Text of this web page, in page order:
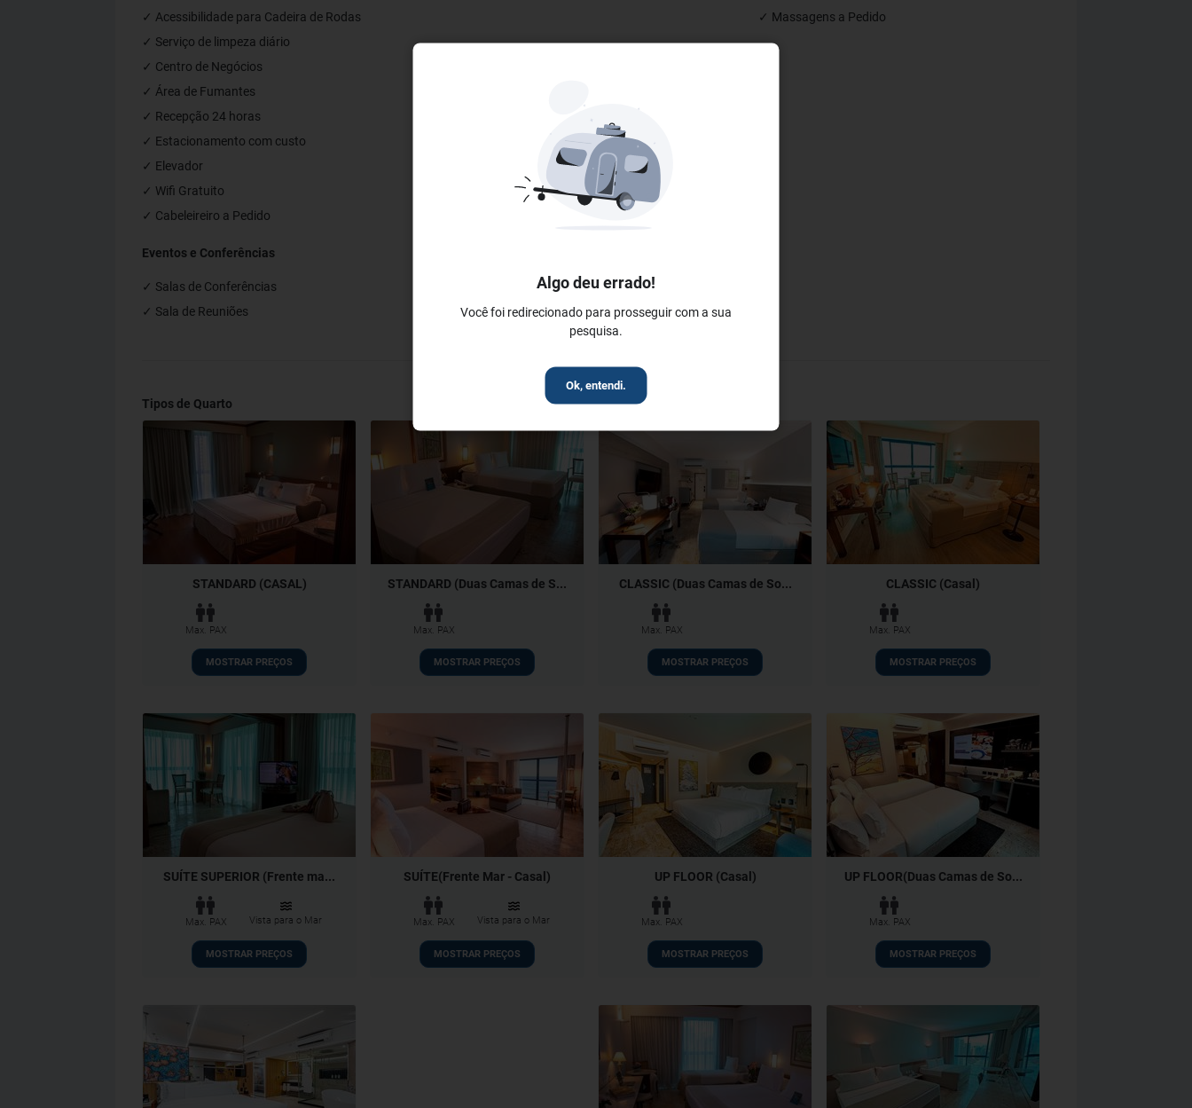
Algo deu errado!
Você foi redirecionado para prosseguir com a sua
pesquisa.
Ok, entendi.
✓ Acessibilidade para Cadeira de Rodas
✓ Serviço de limpeza diário
✓ Centro de Negócios
✓ Área de Fumantes
✓ Recepção 24 horas
✓ Estacionamento com custo
✓ Elevador
✓ Wifi Gratuito
✓ Cabeleireiro a Pedido
✓ Massagens a Pedido
Eventos e Conferências
✓ Salas de Conferências
✓ Sala de Reuniões
Tipos de Quarto
STANDARD (CASAL)
Max. PAX
MOSTRAR PREÇOS
STANDARD (Duas Camas de S...
Max. PAX
MOSTRAR PREÇOS
CLASSIC (Duas Camas de So...
Max. PAX
MOSTRAR PREÇOS
CLASSIC (Casal)
Max. PAX
MOSTRAR PREÇOS
SUÍTE SUPERIOR (Frente ma...
Max. PAX Vista para o Mar
MOSTRAR PREÇOS
SUÍTE(Frente Mar - Casal)
Max. PAX Vista para o Mar
MOSTRAR PREÇOS
UP FLOOR (Casal)
Max. PAX
MOSTRAR PREÇOS
UP FLOOR(Duas Camas de So...
Max. PAX
MOSTRAR PREÇOS